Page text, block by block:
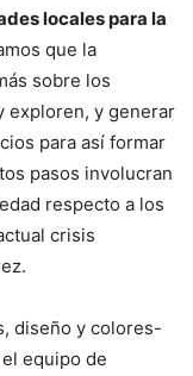
locales para la
que la
sobre los
exploren, y generar
para así formar
pasos involucran
respecto a los
crisis
diseño y colores-
equipo de